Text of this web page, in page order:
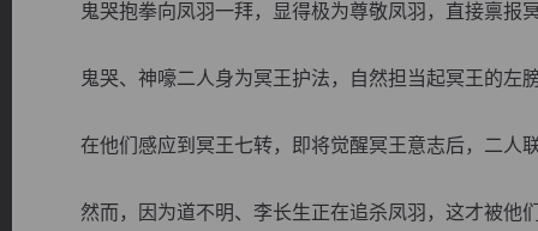
鬼哭抱拳向凤羽一拜，显得极为尊敬凤羽，直接禀报
鬼哭、神嚎二人身为冥王护法，自然担当起冥王的左
在他们感应到冥王七转，即将觉醒冥王意志后，二人
然而，因为道不明、李长生正在追杀凤羽，这才被他